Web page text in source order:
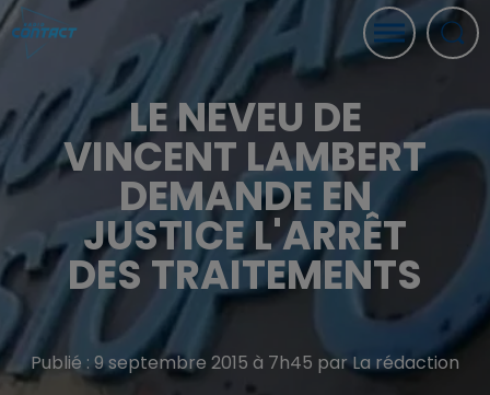
LE NEVEU DE
VINCENT LAMBERT
DEMANDE EN
JUSTICE L'ARRÊT
DES TRAITEMENTS
Publié : 9 septembre 2015 à 7h45 par La rédaction